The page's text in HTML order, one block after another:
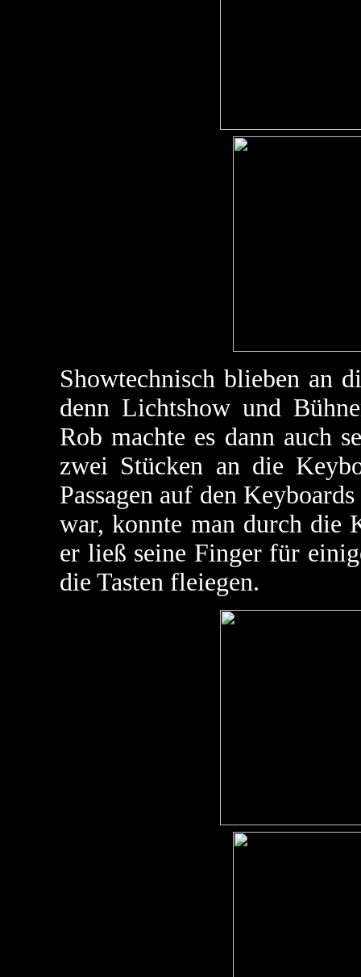
Showtechnisch blieben an
denn Lichtshow und
Rob machte es dann auch
zwei Stücken an die
Passagen auf den
war, konnte man durch die
er ließ seine Finger für
die Tasten fleiegen.